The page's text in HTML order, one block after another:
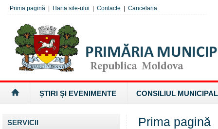
Prima pagină Harta site-ului Contacte Cancelaria
ȘTIRI ȘI EVENIMENTE CONSILIUL MUNICIPAL
SERVICII Prima pagină